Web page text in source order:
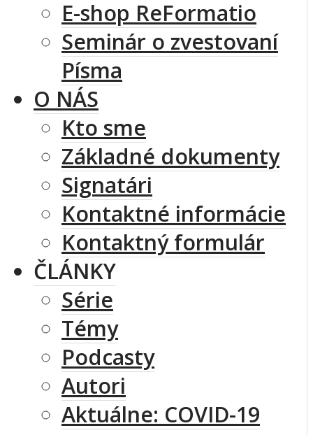
E-shop ReFormatio
Seminár o zvestovaní
Písma
O NÁS
Kto sme
Základné dokumenty
Signatári
Kontaktné informácie
Kontaktný formulár
ČLÁNKY
Série
Témy
Podcasty
Autori
Aktuálne: COVID-19